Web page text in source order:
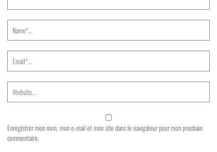
Enregistrer mon nom, mon e-mail et mon site dans le navigateur pour mon prochain
commentaire.